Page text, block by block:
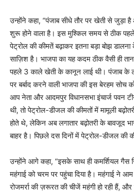
उन्होंने कहा, “पंजाब सीधे तौर पर खेती से जुड़ा
शुरू होने वाला है। इस मुश्किल समय से ठीक
पेट्रोल की कीमतें बढ़ाकर इतना बड़ा बोझ
साज़िश है। भाजपा का यह कदम ठीक वैसी ही
पहले 3 काले खेती के कानून लाई थी। पंजाब के
पर बर्बाद करने वाली भाजपा की इस बेरहम सोच
आप नेता और आदमपुर विधानसभा इंचार्ज पवन
थी, तो पेट्रोल-डीजल की कीमतों में मामूली
होते थे, लेकिन अब लगातार बढ़ोतरी के बावजूद
बाहर है। पिछले दस दिनों में पेट्रोल-डीजल की
उन्होंने आगे कहा, “इसके साथ ही कमर्शियल गैस
महंगाई को चरम पर पहुंचा दिया है। महंगाई ने
रोजमर्रा की ज़रूरत की चीजें महंगी हो रही हैं,